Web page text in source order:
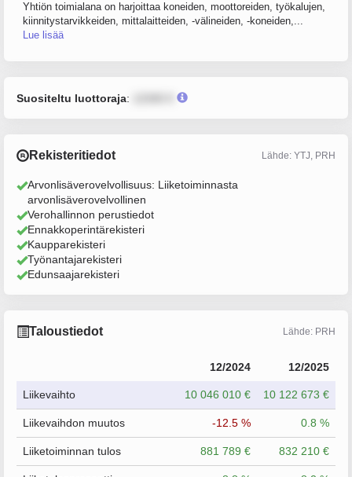
Yhtiön toimialana on harjoittaa koneiden, moottoreiden, työkalujen,
kiinnitystarvikkeiden, mittalaitteiden, -välineiden, -koneiden,...
Lue lisää
Suositeltu luottoraja:
Rekisteritiedot Lähde: YTJ, PRH
Arvonlisäverovelvollisuus: Liiketoiminnasta
arvonlisäverovelvollinen
Verohallinnon perustiedot
Ennakkoperintärekisteri
Kaupparekisteri
Työnantajarekisteri
Edunsaajarekisteri
Taloustiedot Lähde: PRH
12/2024 12/2025
Liikevaihto 10 046 010 € 10 122 673 €
Liikevaihdon muutos -12.5 % 0.8 %
Liiketoiminnan tulos 881 789 € 832 210 €